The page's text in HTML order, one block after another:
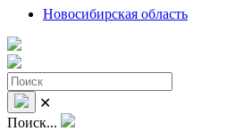
Новосибирская область
✕
Поиск...